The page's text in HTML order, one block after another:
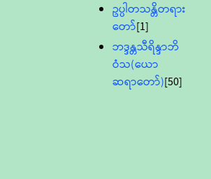
ဥပ္ပါတသန္တိတရား
တော်[1]
ဘဒ္ဒန္တသီရိန္ဒာဘိ
ဝံသ(ယော
ဆရာတော်)[50]